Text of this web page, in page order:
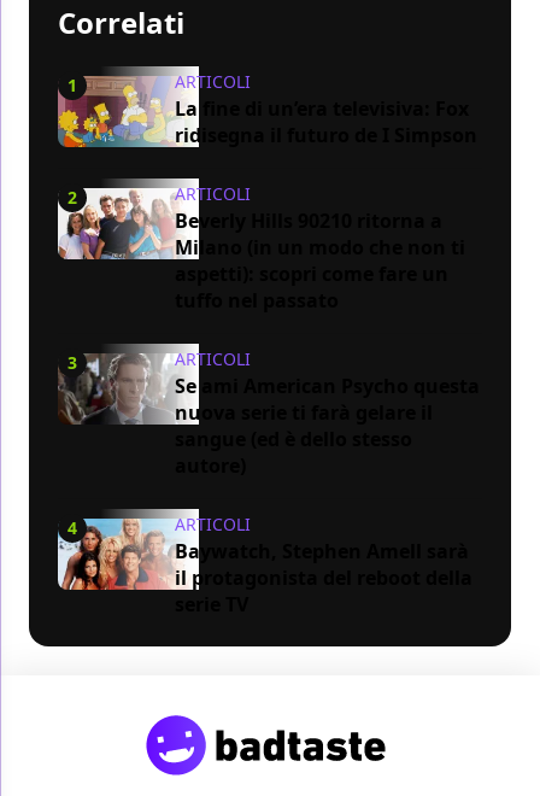
Correlati
1 ARTICOLI
La fine di un’era televisiva: Fox
ridisegna il futuro de I Simpson
2 ARTICOLI
Beverly Hills 90210 ritorna a
Milano (in un modo che non ti
3 ARTICOLI
Se ami American Psycho questa
nuova serie ti farà gelare il
4 ARTICOLI
Baywatch, Stephen Amell sarà
il protagonista del reboot della